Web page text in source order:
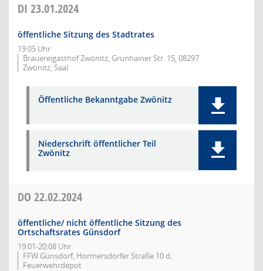
DI 23.01.2024
öffentliche Sitzung des Stadtrates
19:05 Uhr
Brauereigasthof Zwönitz, Grünhainer Str. 15, 08297
Zwönitz, Saal
Öffentliche Bekanntgabe Zwönitz
Niederschrift öffentlicher Teil
Zwönitz
DO 22.02.2024
öffentliche/ nicht öffentliche Sitzung des
Ortschaftsrates Günsdorf
19:01-20:08 Uhr
FFW Günsdorf, Hormersdorfer Straße 10 d,
Feuerwehrdepot